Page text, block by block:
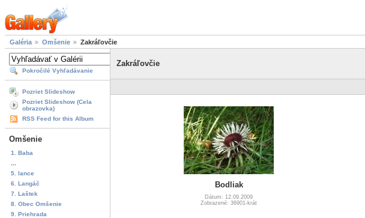
Galéria Omšenie Zakráľovčie
Pokročilé Vyhľadávanie
Pozriet Slideshow
Pozriet Slideshow (Cela
obrazovka)
RSS Feed for this Album
Omšenie
1. Baba
5. lance
6. Langáč
7. Laštek
8. Obec Omšenie
9. Priehrada
Zakráľovčie
Bodliak
Dátum: 12.09.2009
Zobrazené: 36901-krát